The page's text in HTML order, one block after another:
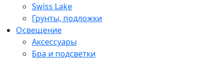
Swiss Lake
Грунты, подложки
Освещение
Аксессуары
Бра и подсветки